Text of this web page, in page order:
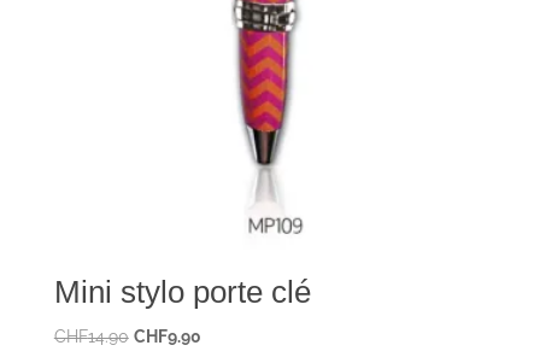
Mini stylo porte clé
CHF14.90 Le
CHF9.90Le